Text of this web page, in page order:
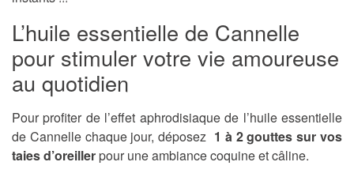
L’huile essentielle de Cannelle
pour stimuler votre vie amoureuse
au quotidien
Pour profiter de l’effet aphrodisiaque de l’huile essentielle
de Cannelle chaque jour, déposez 1 à 2 gouttes sur vos
taies d’oreillerpour une ambiance coquine et câline.